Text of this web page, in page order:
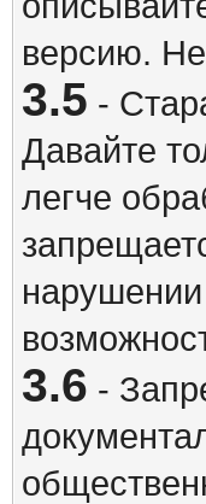
версию.
3.5 -
Давайте
легче
3.6 -